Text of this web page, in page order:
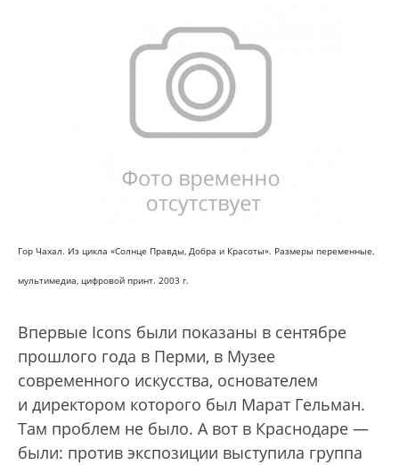
Гор Чахал. Из цикла «Солнце Правды, Добра и Красоты». Размеры переменные,
мультимедиа, цифровой принт. 2003 г.
Впервые Icons были показаны в сентябре
прошлого года в Перми, в Музее
современного искусства, основателем
и директором которого был Марат Гельман.
Там проблем не было. А вот в Краснодаре —
были: против экспозиции выступила группа